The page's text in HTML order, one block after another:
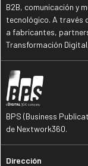
B2B, comunicación y
tecnológico. A través
a fabricantes,
Transformación
BPS (Business
de Nextwork360.
Dirección